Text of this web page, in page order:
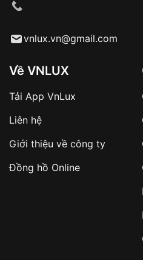
Từ khóa SEO:
sản phẩm đặc biệt
hàng
Số tiền còn lại thanh
✔️ Đảm bảo xử lý đơn
✔️ Hạn chế tình
vnlux.vn@gmail.com
Về VNLUX
Tải App VnLux
Liên hệ
Giới thiệu về công ty
Đồng hồ Online